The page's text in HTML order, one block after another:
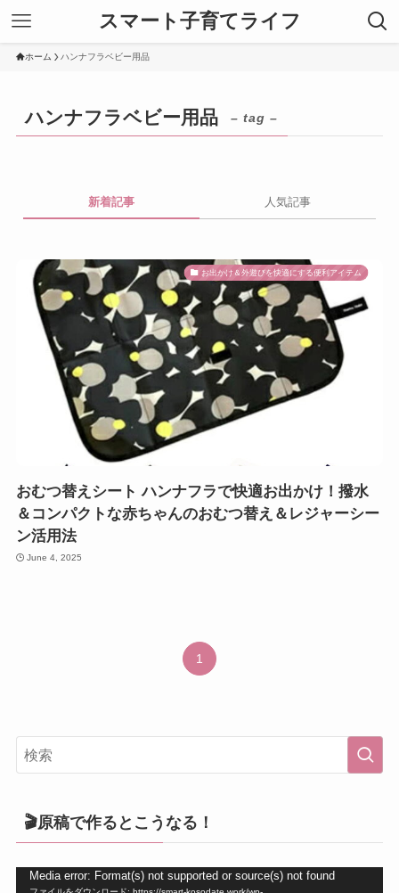
スマート子育てライフ
ホーム ハンナフラベビー用品
ハンナフラベビー用品 – tag –
新着記事 人気記事
お出かけ＆外遊びを快適にする便利アイテム
おむつ替えシート ハンナフラで快適お出かけ！撥水
＆コンパクトな赤ちゃんのおむつ替え＆レジャーシー
ン活用法
June 4, 2025
1
🎬原稿で作るとこうなる！
Media error: Format(s) not supported or source(s) not found